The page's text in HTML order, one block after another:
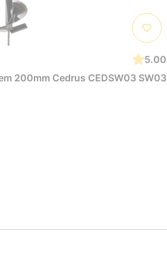
5.00
200mm Cedrus CEDSW03 SW03